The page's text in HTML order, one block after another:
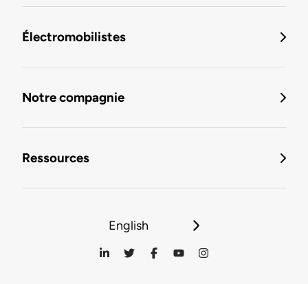
Électromobilistes
Notre compagnie
Ressources
English